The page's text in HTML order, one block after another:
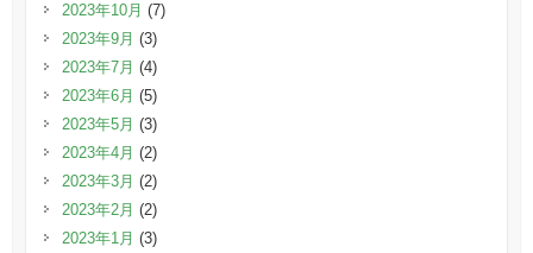
2023年10月 (7)
2023年9月 (3)
2023年7月 (4)
2023年6月 (5)
2023年5月 (3)
2023年4月 (2)
2023年3月 (2)
2023年2月 (2)
2023年1月 (3)